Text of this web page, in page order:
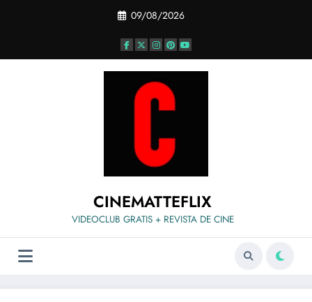
09/08/2026
CINEMATTEFLIX
VIDEOCLUB GRATIS + REVISTA DE CINE